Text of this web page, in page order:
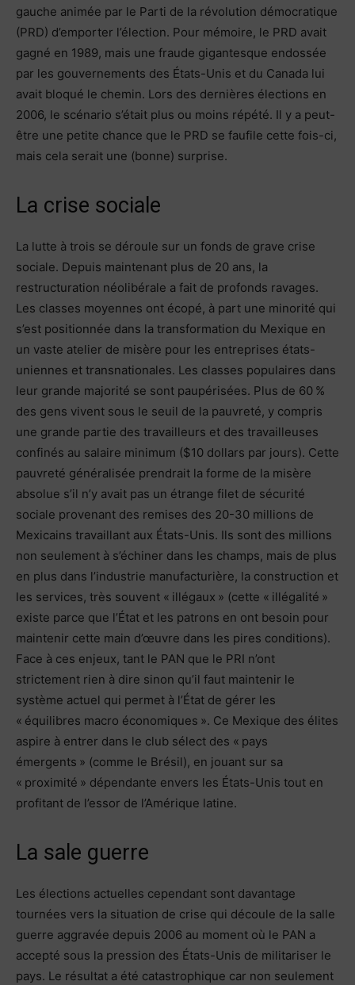
gauche animée par le Parti de la révolution démocratique
(PRD) d’emporter l’élection. Pour mémoire, le PRD avait
gagné en 1989, mais une fraude gigantesque endossée
par les gouvernements des États-Unis et du Canada lui
avait bloqué le chemin. Lors des dernières élections en
2006, le scénario s’était plus ou moins répété. Il y a peut-
être une petite chance que le PRD se faufile cette fois-ci,
mais cela serait une (bonne) surprise.
La crise sociale
La lutte à trois se déroule sur un fonds de grave crise
sociale. Depuis maintenant plus de 20 ans, la
restructuration néolibérale a fait de profonds ravages.
Les classes moyennes ont écopé, à part une minorité qui
s’est positionnée dans la transformation du Mexique en
un vaste atelier de misère pour les entreprises états-
uniennes et transnationales. Les classes populaires dans
leur grande majorité se sont paupérisées. Plus de 60 %
des gens vivent sous le seuil de la pauvreté, y compris
une grande partie des travailleurs et des travailleuses
confinés au salaire minimum ($10 dollars par jours). Cette
pauvreté généralisée prendrait la forme de la misère
absolue s’il n’y avait pas un étrange filet de sécurité
sociale provenant des remises des 20-30 millions de
Mexicains travaillant aux États-Unis. Ils sont des millions
non seulement à s’échiner dans les champs, mais de plus
en plus dans l’industrie manufacturière, la construction et
les services, très souvent « illégaux » (cette « illégalité »
existe parce que l’État et les patrons en ont besoin pour
maintenir cette main d’œuvre dans les pires conditions).
Face à ces enjeux, tant le PAN que le PRI n’ont
strictement rien à dire sinon qu’il faut maintenir le
système actuel qui permet à l’État de gérer les
« équilibres macro économiques ». Ce Mexique des élites
aspire à entrer dans le club sélect des « pays
émergents » (comme le Brésil), en jouant sur sa
« proximité » dépendante envers les États-Unis tout en
profitant de l’essor de l’Amérique latine.
La sale guerre
Les élections actuelles cependant sont davantage
tournées vers la situation de crise qui découle de la salle
guerre aggravée depuis 2006 au moment où le PAN a
accepté sous la pression des États-Unis de militariser le
pays. Le résultat a été catastrophique car non seulement